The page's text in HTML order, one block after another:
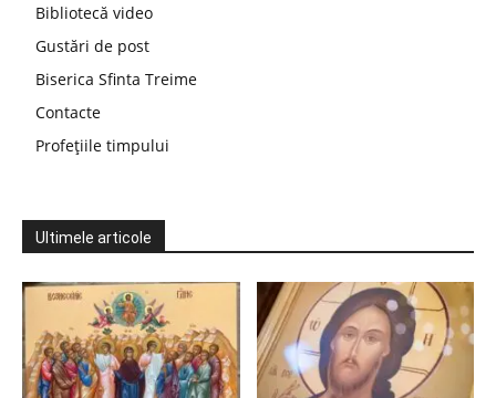
Bibliotecă video
Gustări de post
Biserica Sfinta Treime
Contacte
Profețiile timpului
Ultimele articole